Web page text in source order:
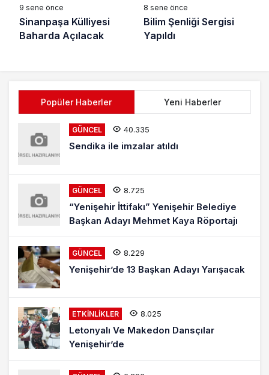
9 sene önce
Sinanpaşa Külliyesi
Baharda Açılacak
8 sene önce
Bilim Şenliği Sergisi
Yapıldı
Popüler Haberler Yeni Haberler
GÜNCEL 40.335
Sendika ile imzalar atıldı
GÜNCEL 8.725
“Yenişehir İttifakı” Yenişehir Belediye
Başkan Adayı Mehmet Kaya Röportajı
GÜNCEL 8.229
Yenişehir’de 13 Başkan Adayı Yarışacak
ETKINLIKLER 8.025
Letonyalı Ve Makedon Dansçılar
Yenişehir’de